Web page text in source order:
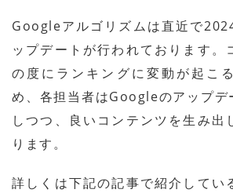
Googleアルゴリズムは直近で
ップデートが行われております。
の度にランキングに変動が起こ
め、各担当者はGoogleのアップデ
しつつ、良いコンテンツを生み出
ります。
詳しくは下記の記事で紹介してい